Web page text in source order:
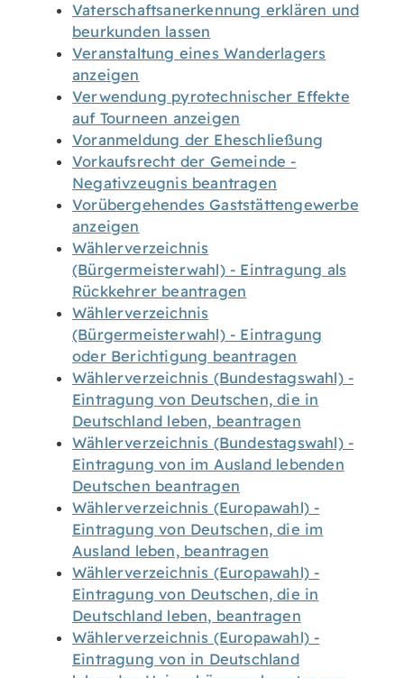
Vaterschaftsanerkennung erklären und
beurkunden lassen
Veranstaltung eines Wanderlagers
anzeigen
Verwendung pyrotechnischer Effekte
auf Tourneen anzeigen
Voranmeldung der Eheschließung
Vorkaufsrecht der Gemeinde -
Negativzeugnis beantragen
Vorübergehendes Gaststättengewerbe
anzeigen
Wählerverzeichnis
(Bürgermeisterwahl) - Eintragung als
Rückkehrer beantragen
Wählerverzeichnis
(Bürgermeisterwahl) - Eintragung
oder Berichtigung beantragen
Wählerverzeichnis (Bundestagswahl) -
Eintragung von Deutschen, die in
Deutschland leben, beantragen
Wählerverzeichnis (Bundestagswahl) -
Eintragung von im Ausland lebenden
Deutschen beantragen
Wählerverzeichnis (Europawahl) -
Eintragung von Deutschen, die im
Ausland leben, beantragen
Wählerverzeichnis (Europawahl) -
Eintragung von Deutschen, die in
Deutschland leben, beantragen
Wählerverzeichnis (Europawahl) -
Eintragung von in Deutschland